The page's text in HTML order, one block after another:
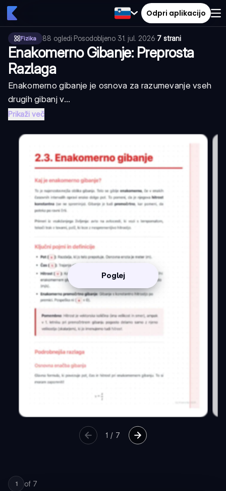
Odpri aplikacijo
Fizika 88 ogledi·Posodobljeno 31. jul. 2026·7 strani
Enakomerno Gibanje: Preprosta
Razlaga
Enakomerno gibanje je osnova za razumevanje vseh
drugih gibanj v...
Prikaži več
Poglej
1 / 7
1 of 7